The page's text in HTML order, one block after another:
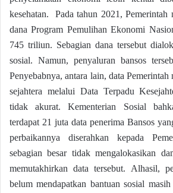
kesehatan. Pada tahun 2021, Pemerintah
dana Program Pemulihan Ekonomi
745 triliun. Sebagian dana tersebut
sosial. Namun, penyaluran bansos
Penyebabnya, antara lain, data Pemerintah
sejahtera melalui Data Terpadu
tidak akurat. Kementerian Sosial
terdapat 21 juta data penerima Bansos
perbaikannya diserahkan kepada
sebagian besar tidak mengalokasikan
memutakhirkan data tersebut. Alhasil,
belum mendapatkan bantuan sosial masih